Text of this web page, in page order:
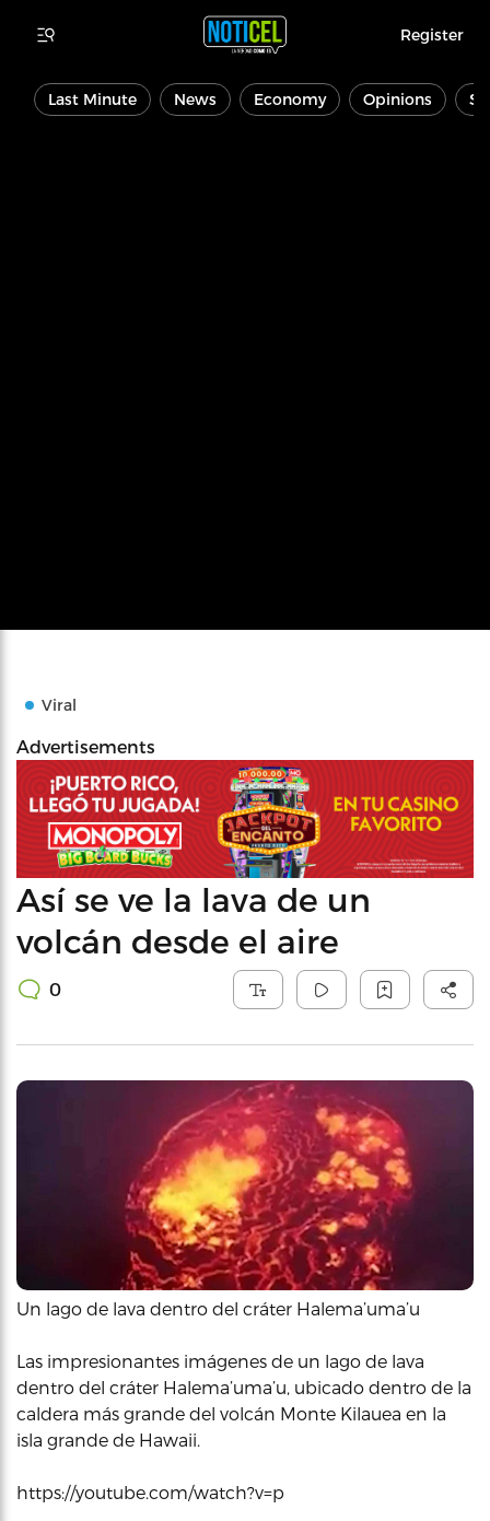
Register
Last Minute News Economy Opinions
Viral
Advertisements
Así se ve la lava de un
volcán desde el aire
0
Un lago de lava dentro del cráter Halema’uma’u
Las impresionantes imágenes de un lago de lava
dentro del cráter Halema’uma’u, ubicado dentro de la
caldera más grande del volcán Monte Kilauea en la
isla grande de Hawaii.
https://youtube.com/watch?v=p